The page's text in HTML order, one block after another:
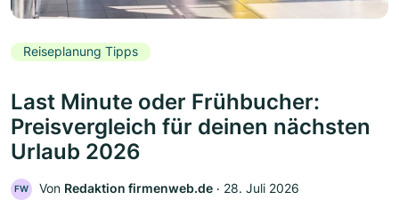
Reiseplanung Tipps
Last Minute oder Frühbucher:
Preisvergleich für deinen nächsten
Urlaub 2026
FW Von Redaktion firmenweb.de ‧ 28. Juli 2026